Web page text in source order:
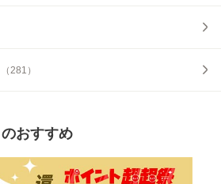
（281 ）
のおすすめ